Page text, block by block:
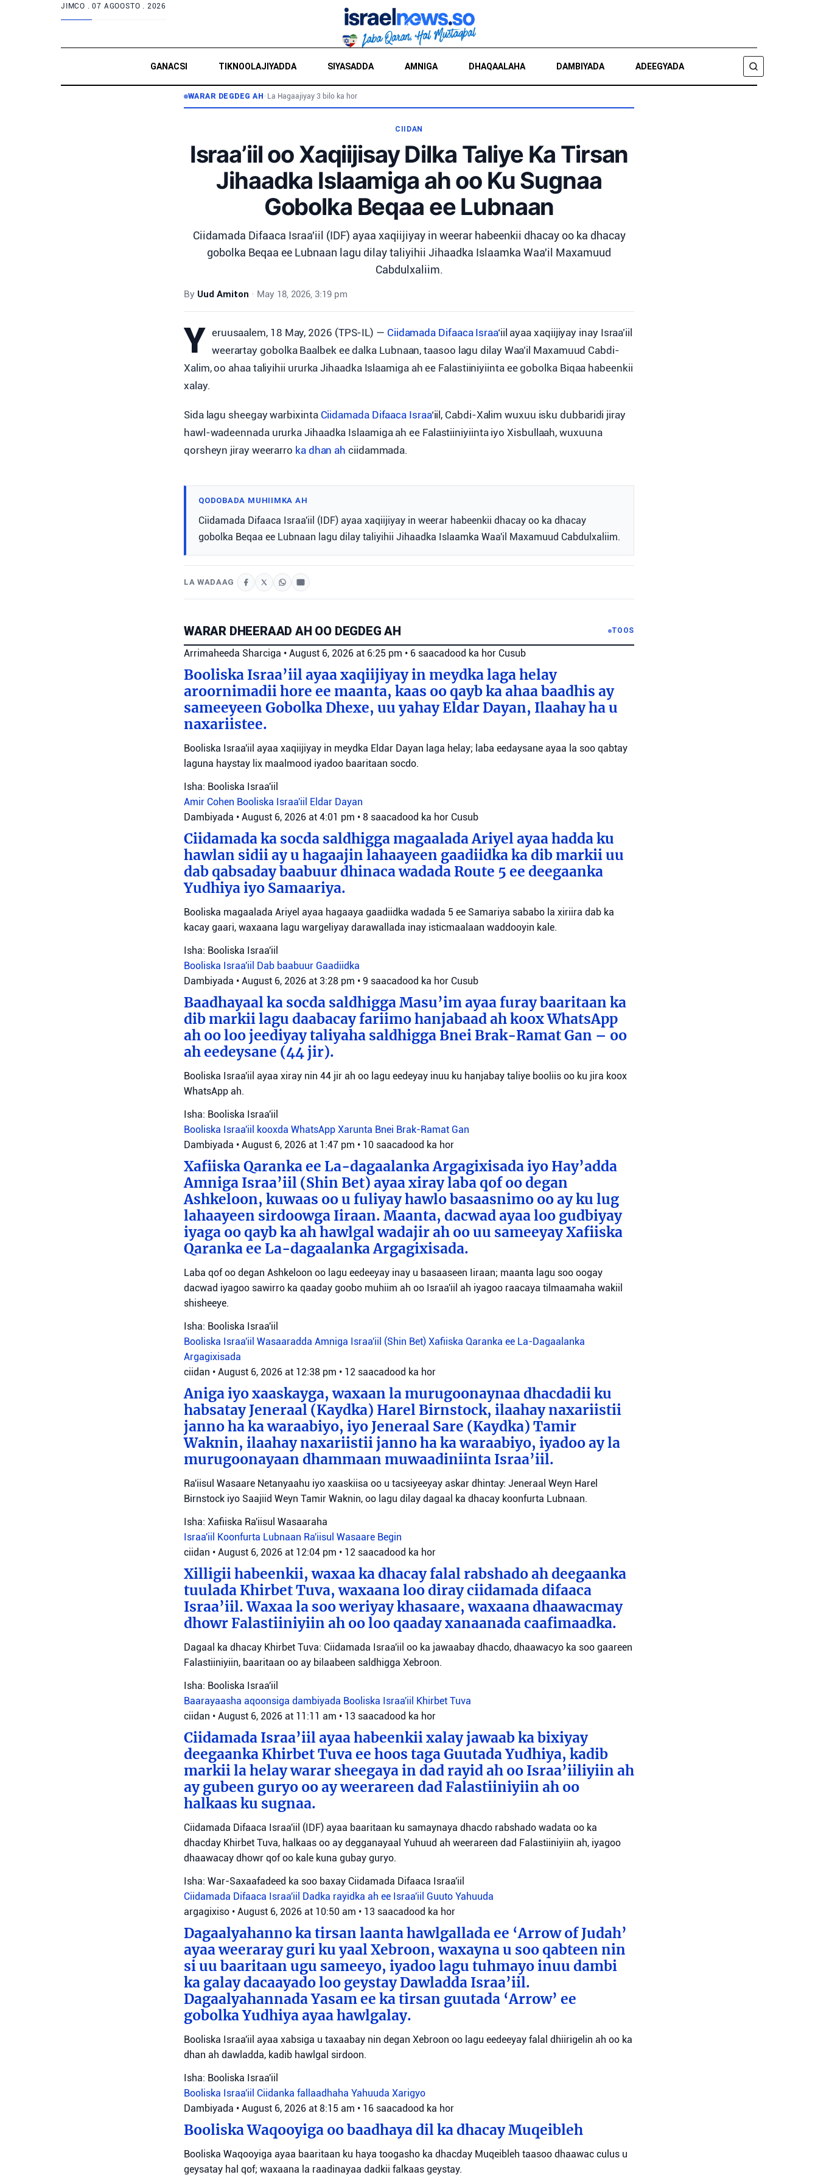
JIMCO .07 AGOOSTO . 2026
GANACSI TIKNOOLAJIYADDA SIYASADDA AMNIGA DHAQAALAHA DAMBIYADA ADEEGYADA
RAADI
WARAR DEGDEG AH • La Hagaajiyay 3 bilo ka hor
CIIDAN
Israa’iil oo Xaqiijisay Dilka Taliye Ka Tirsan
Jihaadka Islaamiga ah oo Ku Sugnaa
Gobolka Beqaa ee Lubnaan
Ciidamada Difaaca Israa'iil (IDF) ayaa xaqiijiyay in weerar habeenkii dhacay oo ka dhacay
gobolka Beqaa ee Lubnaan lagu dilay taliyihii Jihaadka Islaamka Waa'il Maxamuud
Cabdulxaliim.
By Uud Amiton • May 18, 2026, 3:19 pm
Y eruusaalem, 18 May, 2026 (TPS-IL) — Ciidamada Difaaca Israa‘iil ayaa xaqiijiyay inay Israa’iil
weerartay gobolka Baalbek ee dalka Lubnaan, taasoo lagu dilay Waa’il Maxamuud Cabdi-
Xalim, oo ahaa taliyihii ururka Jihaadka Islaamiga ah ee Falastiiniyiinta ee gobolka Biqaa habeenkii
xalay.
Sida lagu sheegay warbixinta Ciidamada Difaaca Israa‘iil, Cabdi-Xalim wuxuu isku dubbaridi jiray
hawl-wadeennada ururka Jihaadka Islaamiga ah ee Falastiiniyiinta iyo Xisbullaah, wuxuuna
qorsheyn jiray weerarro ka dhan ah ciidammada.
QODOBADA MUHIIMKA AH
Ciidamada Difaaca Israa'iil (IDF) ayaa xaqiijiyay in weerar habeenkii dhacay oo ka dhacay
gobolka Beqaa ee Lubnaan lagu dilay taliyihii Jihaadka Islaamka Waa'il Maxamuud Cabdulxaliim.
LA WADAAG
WARAR DHEERAAD AH OO DEGDEG AH TOOS
Arrimaheeda Sharciga • August 6, 2026 at 6:25 pm • 6 saacadood ka hor Cusub
Booliska Israa’iil ayaa xaqiijiyay in meydka laga helay
aroornimadii hore ee maanta, kaas oo qayb ka ahaa baadhis ay
sameeyeen Gobolka Dhexe, uu yahay Eldar Dayan, Ilaahay ha u
naxariistee.
Booliska Israa'iil ayaa xaqiijiyay in meydka Eldar Dayan laga helay; laba eedaysane ayaa la soo qabtay
laguna haystay lix maalmood iyadoo baaritaan socdo.
Isha: Booliska Israa'iil
Amir Cohen Booliska Israa'iil Eldar Dayan
Dambiyada • August 6, 2026 at 4:01 pm • 8 saacadood ka hor Cusub
Ciidamada ka socda saldhigga magaalada Ariyel ayaa hadda ku
hawlan sidii ay u hagaajin lahaayeen gaadiidka ka dib markii uu
dab qabsaday baabuur dhinaca wadada Route 5 ee deegaanka
Yudhiya iyo Samaariya.
Booliska magaalada Ariyel ayaa hagaaya gaadiidka wadada 5 ee Samariya sababo la xiriira dab ka
kacay gaari, waxaana lagu wargeliyay darawallada inay isticmaalaan waddooyin kale.
Isha: Booliska Israa'iil
Booliska Israa'iil Dab baabuur Gaadiidka
Dambiyada • August 6, 2026 at 3:28 pm • 9 saacadood ka hor Cusub
Baadhayaal ka socda saldhigga Masu’im ayaa furay baaritaan ka
dib markii lagu daabacay fariimo hanjabaad ah koox WhatsApp
ah oo loo jeediyay taliyaha saldhigga Bnei Brak-Ramat Gan – oo
ah eedeysane (44 jir).
Booliska Israa'iil ayaa xiray nin 44 jir ah oo lagu eedeyay inuu ku hanjabay taliye booliis oo ku jira koox
WhatsApp ah.
Isha: Booliska Israa'iil
Booliska Israa'iil kooxda WhatsApp Xarunta Bnei Brak-Ramat Gan
Dambiyada • August 6, 2026 at 1:47 pm • 10 saacadood ka hor
Xafiiska Qaranka ee La-dagaalanka Argagixisada iyo Hay’adda
Amniga Israa’iil (Shin Bet) ayaa xiray laba qof oo degan
Ashkeloon, kuwaas oo u fuliyay hawlo basaasnimo oo ay ku lug
lahaayeen sirdoowga Iiraan. Maanta, dacwad ayaa loo gudbiyay
iyaga oo qayb ka ah hawlgal wadajir ah oo uu sameeyay Xafiiska
Qaranka ee La-dagaalanka Argagixisada.
Laba qof oo degan Ashkeloon oo lagu eedeeyay inay u basaaseen Iiraan; maanta lagu soo oogay
dacwad iyagoo sawirro ka qaaday goobo muhiim ah oo Israa'iil ah iyagoo raacaya tilmaamaha wakiil
shisheeye.
Isha: Booliska Israa'iil
Booliska Israa'iil Wasaaradda Amniga Israa'iil (Shin Bet) Xafiiska Qaranka ee La-Dagaalanka
Argagixisada
ciidan • August 6, 2026 at 12:38 pm • 12 saacadood ka hor
Aniga iyo xaaskayga, waxaan la murugoonaynaa dhacdadii ku
habsatay Jeneraal (Kaydka) Harel Birnstock, ilaahay naxariistii
janno ha ka waraabiyo, iyo Jeneraal Sare (Kaydka) Tamir
Waknin, ilaahay naxariistii janno ha ka waraabiyo, iyadoo ay la
murugoonayaan dhammaan muwaadiniinta Israa’iil.
Ra'iisul Wasaare Netanyaahu iyo xaaskiisa oo u tacsiyeeyay askar dhintay: Jeneraal Weyn Harel
Birnstock iyo Saajiid Weyn Tamir Waknin, oo lagu dilay dagaal ka dhacay koonfurta Lubnaan.
Isha: Xafiiska Ra'iisul Wasaaraha
Israa'iil Koonfurta Lubnaan Ra'iisul Wasaare Begin
ciidan • August 6, 2026 at 12:04 pm • 12 saacadood ka hor
Xilligii habeenkii, waxaa ka dhacay falal rabshado ah deegaanka
tuulada Khirbet Tuva, waxaana loo diray ciidamada difaaca
Israa’iil. Waxaa la soo weriyay khasaare, waxaana dhaawacmay
dhowr Falastiiniyiin ah oo loo qaaday xanaanada caafimaadka.
Dagaal ka dhacay Khirbet Tuva: Ciidamada Israa'iil oo ka jawaabay dhacdo, dhaawacyo ka soo gaareen
Falastiiniyiin, baaritaan oo ay bilaabeen saldhigga Xebroon.
Isha: Booliska Israa'iil
Baarayaasha aqoonsiga dambiyada Booliska Israa'iil Khirbet Tuva
ciidan • August 6, 2026 at 11:11 am • 13 saacadood ka hor
Ciidamada Israa’iil ayaa habeenkii xalay jawaab ka bixiyay
deegaanka Khirbet Tuva ee hoos taga Guutada Yudhiya, kadib
markii la helay warar sheegaya in dad rayid ah oo Israa’iiliyiin ah
ay gubeen guryo oo ay weerareen dad Falastiiniyiin ah oo
halkaas ku sugnaa.
Ciidamada Difaaca Israa'iil (IDF) ayaa baaritaan ku samaynaya dhacdo rabshado wadata oo ka
dhacday Khirbet Tuva, halkaas oo ay degganayaal Yuhuud ah weerareen dad Falastiiniyiin ah, iyagoo
dhaawacay dhowr qof oo kale kuna gubay guryo.
Isha: War-Saxaafadeed ka soo baxay Ciidamada Difaaca Israa'iil
Ciidamada Difaaca Israa'iil Dadka rayidka ah ee Israa'iil Guuto Yahuuda
argagixiso • August 6, 2026 at 10:50 am • 13 saacadood ka hor
Dagaalyahanno ka tirsan laanta hawlgallada ee ‘Arrow of Judah’
ayaa weeraray guri ku yaal Xebroon, waxayna u soo qabteen nin
si uu baaritaan ugu sameeyo, iyadoo lagu tuhmayo inuu dambi
ka galay dacaayado loo geystay Dawladda Israa’iil.
Dagaalyahannada Yasam ee ka tirsan guutada ‘Arrow’ ee
gobolka Yudhiya ayaa hawlgalay.
Booliska Israa'iil ayaa xabsiga u taxaabay nin degan Xebroon oo lagu eedeeyay falal dhiirigelin ah oo ka
dhan ah dawladda, kadib hawlgal sirdoon.
Isha: Booliska Israa'iil
Booliska Israa'iil Ciidanka fallaadhaha Yahuuda Xarigyo
Dambiyada • August 6, 2026 at 8:15 am • 16 saacadood ka hor
Booliska Waqooyiga oo baadhaya dil ka dhacay Muqeibleh
Booliska Waqooyiga ayaa baaritaan ku haya toogasho ka dhacday Muqeibleh taasoo dhaawac culus u
geysatay hal qof; waxaana la raadinayaa dadkii falkaas geystay.